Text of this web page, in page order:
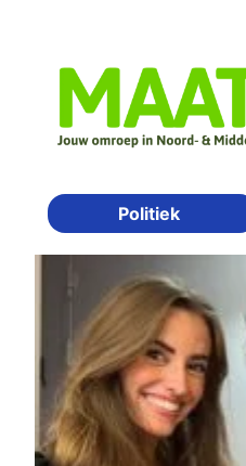
Politiek
Categorie: Geld